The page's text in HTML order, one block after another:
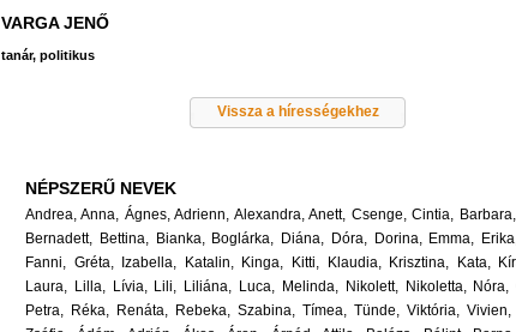
VARGA JENŐ
tanár, politikus
Vissza a hírességekhez
NÉPSZERŰ NEVEK
Andrea, Anna, Ágnes, Adrienn, Alexandra, Anett, Csenge, Cintia, Barbara,
Bernadett, Bettina, Bianka, Boglárka, Diána, Dóra, Dorina, Emma,
Fanni, Gréta, Izabella, Katalin, Kinga, Kitti, Klaudia, Krisztina, Kata,
Laura, Lilla, Lívia, Lili, Liliána, Luca, Melinda, Nikolett, Nikoletta, Nóra,
Petra, Réka, Renáta, Rebeka, Szabina, Tímea, Tünde, Viktória, Vivien,